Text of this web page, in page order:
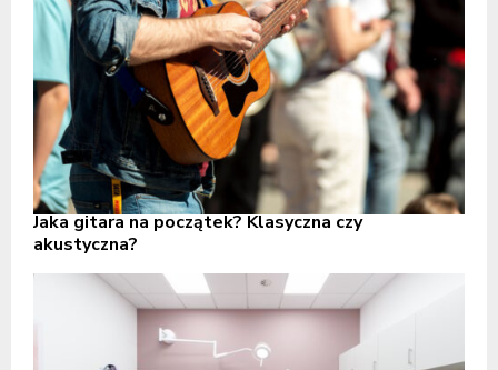
Jaka gitara na początek? Klasyczna czy
akustyczna?